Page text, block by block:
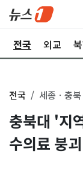
전국 외교
전국 세종ㆍ충북
충북대 '지
수의료 붕